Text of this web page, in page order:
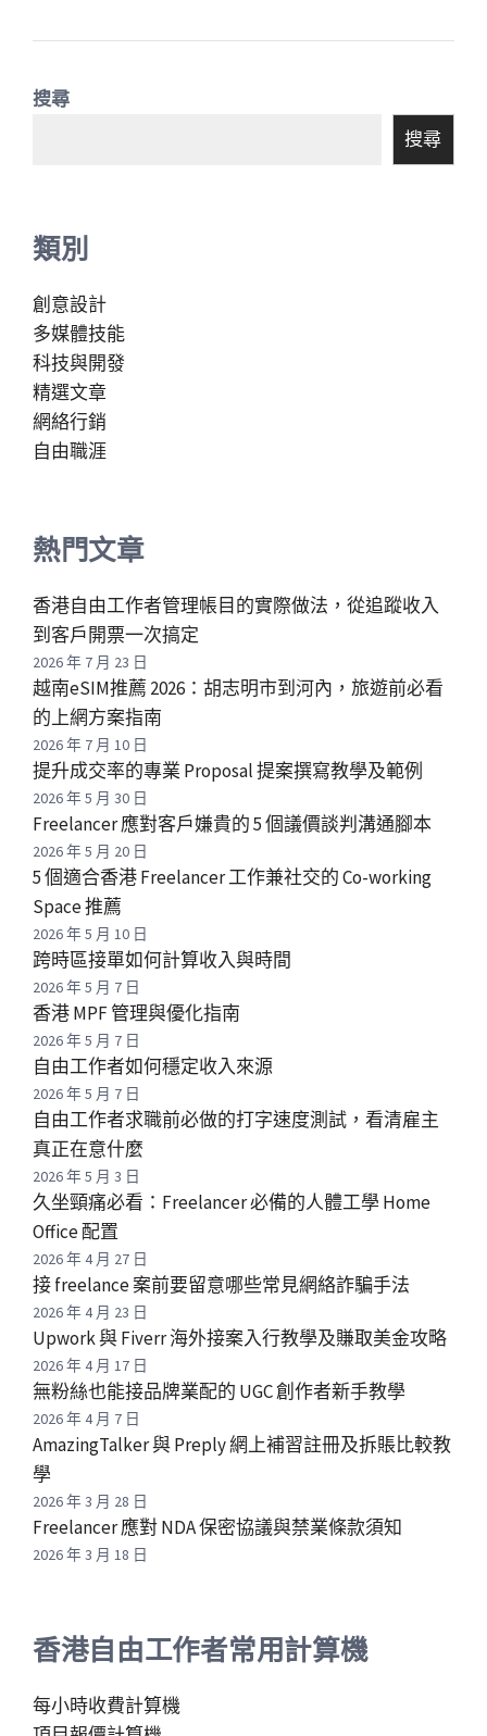
搜尋
搜尋
類別
創意設計
多媒體技能
科技與開發
精選文章
網絡行銷
自由職涯
熱門文章
香港自由工作者管理帳目的實際做法，從追蹤收入
到客戶開票一次搞定
2026 年 7 月 23 日
越南eSIM推薦 2026：胡志明市到河內，旅遊前必看
的上網方案指南
2026 年 7 月 10 日
提升成交率的專業 Proposal 提案撰寫教學及範例
2026 年 5 月 30 日
Freelancer 應對客戶嫌貴的 5 個議價談判溝通腳本
2026 年 5 月 20 日
5 個適合香港 Freelancer 工作兼社交的 Co-working
Space 推薦
2026 年 5 月 10 日
跨時區接單如何計算收入與時間
2026 年 5 月 7 日
香港 MPF 管理與優化指南
2026 年 5 月 7 日
自由工作者如何穩定收入來源
2026 年 5 月 7 日
自由工作者求職前必做的打字速度測試，看清雇主
真正在意什麼
2026 年 5 月 3 日
久坐頸痛必看：Freelancer 必備的人體工學 Home
Office 配置
2026 年 4 月 27 日
接 freelance 案前要留意哪些常見網絡詐騙手法
2026 年 4 月 23 日
Upwork 與 Fiverr 海外接案入行教學及賺取美金攻略
2026 年 4 月 17 日
無粉絲也能接品牌業配的 UGC 創作者新手教學
2026 年 4 月 7 日
AmazingTalker 與 Preply 網上補習註冊及拆賬比較教
學
2026 年 3 月 28 日
Freelancer 應對 NDA 保密協議與禁業條款須知
2026 年 3 月 18 日
香港自由工作者常用計算機
每小時收費計算機